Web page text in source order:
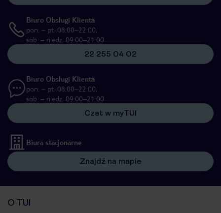
Biuro Obsługi Klienta
pon. – pt. 08:00–22:00,
sob. – niedz. 09:00–21:00
22 255 04 02
Biuro Obsługi Klienta
pon. – pt. 08:00–22:00,
sob. – niedz. 09:00–21:00
Czat w myTUI
Biura stacjonarne
Znajdź na mapie
O TUI